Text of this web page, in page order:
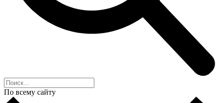
По всему сайту